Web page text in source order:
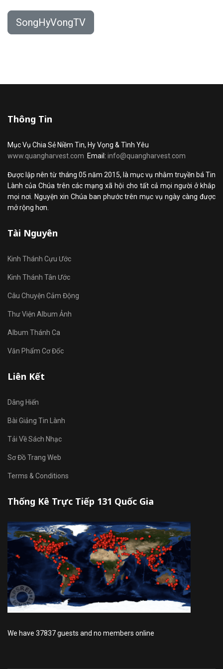
SongHyVongTV
Thông Tin
Mục Vụ Chia Sẻ Niềm Tin, Hy Vọng & Tình Yêu
www.quangharvest.com Email: info@quangharvest.com
Được lập nên từ tháng 05 năm 2015, là mục vụ nhằm truyền bá Tin
Lành của Chúa trên các mạng xã hội cho tất cả mọi người ở khắp
mọi nơi. Nguyện xin Chúa ban phước trên mục vụ ngày càng được
mở rộng hơn.
Tài Nguyên
Kinh Thánh Cựu Ước
Kinh Thánh Tân Ước
Câu Chuyện Cảm Động
Thư Viện Album Ảnh
Album Thánh Ca
Văn Phẩm Cơ Đốc
Liên Kết
Dâng Hiến
Bài Giảng Tin Lành
Tải Về Sách Nhạc
Sơ Đồ Trang Web
Terms & Conditions
Thống Kê Trực Tiếp 131 Quốc Gia
We have 37837 guests and no members online